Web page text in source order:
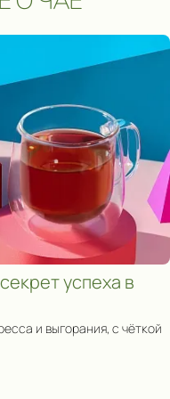
успеха в
и выгорания, с чёткой
августа 2025 по 15 мая 2026. Подробнее: